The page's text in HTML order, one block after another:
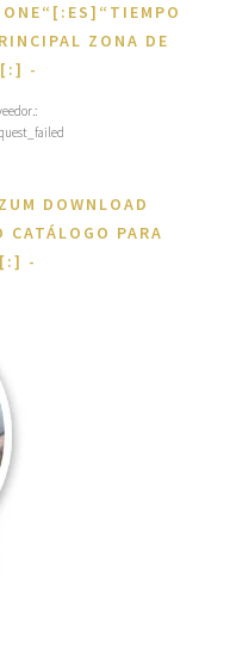
ZONA DE
DOWNLOAD
PARA